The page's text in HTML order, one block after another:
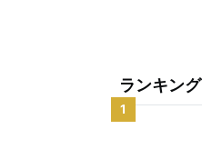
ランキング
1